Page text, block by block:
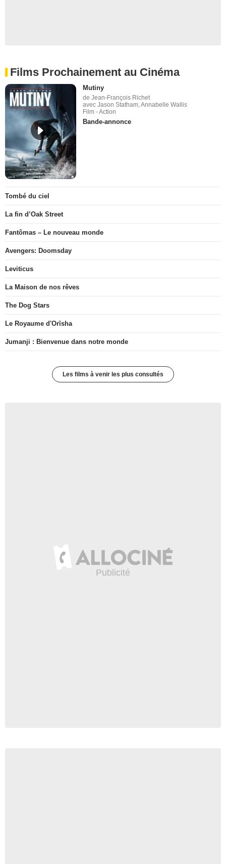
Films Prochainement au Cinéma
Mutiny
de Jean-François Richet
avec Jason Statham, Annabelle Wallis
Film - Action
Bande-annonce
Tombé du ciel
La fin d’Oak Street
Fantômas – Le nouveau monde
Avengers: Doomsday
Leviticus
La Maison de nos rêves
The Dog Stars
Le Royaume d'Orïsha
Jumanji : Bienvenue dans notre monde
Les films à venir les plus consultés